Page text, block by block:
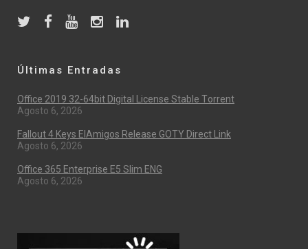
Últimas Entradas
Office 2019 32-64bit Digital License Stable Tоrrеnt
Agosto 6, 2026
Fallout 4 Keys ElAmigos Release GOTY Direct Link
Agosto 6, 2026
Office 365 Enterprise E5 Slim ENG
Agosto 6, 2026